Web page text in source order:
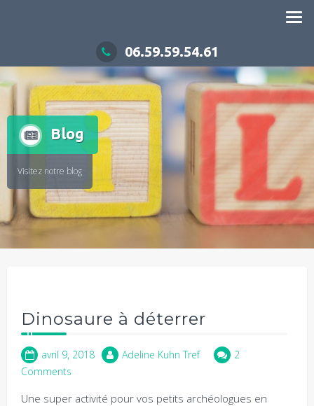
06.59.59.54.61
Blog
Visitez notre blog
Dinosaure à déterrer
avril 9, 2018 Adeline Kuhn Tref
2
Comments
Une super activité pour vos petits archéologues en